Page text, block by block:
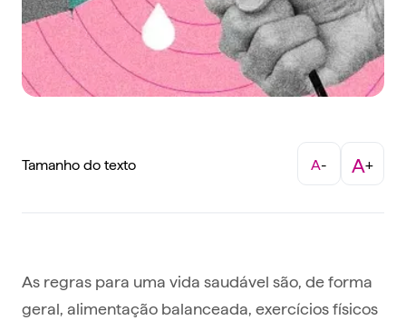
Tamanho do texto A- A+
As regras para uma vida saudável são, de forma
geral, alimentação balanceada, exercícios físicos